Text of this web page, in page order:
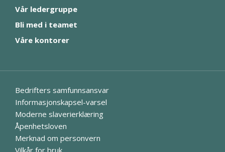
Vår ledergruppe
Bli med i teamet
Våre kontorer
Bedrifters samfunnsansvar
Informasjonskapsel-varsel
Moderne slaverierklæring
Åpenhetsloven
Merknad om personvern